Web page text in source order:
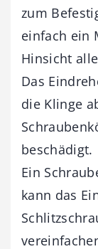
zum
einfach ein
Hinsicht
Das
die Klinge
beschädigt.
Ein
kann das